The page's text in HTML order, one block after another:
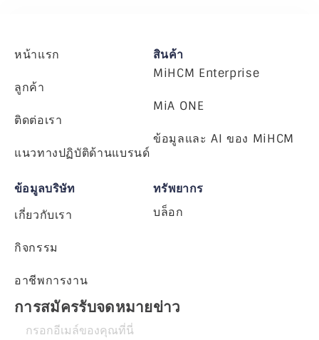
หน้าแรก
ลูกค้า
ติดต่อเรา
แนวทางปฏิบัติด้านแบรนด์
สินค้า
MiHCM Enterprise
MiA ONE
ข้อมูลและ AI ของ MiHCM
ข้อมูลบริษัท
เกี่ยวกับเรา
กิจกรรม
อาชีพการงาน
ทรัพยากร
บล็อก
การสมัครรับจดหมายข่าว